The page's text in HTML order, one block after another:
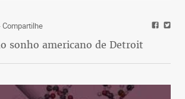
Compartilhe
sonho americano de Detroit